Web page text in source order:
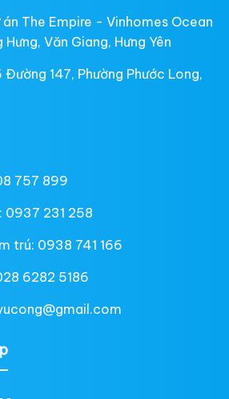
án The Empire - Vinhomes Ocean
Văn Giang, Hưng Yên
Đường 147, Phường Phước Long,
757 899
0937 231 258
trú: 0938 741 166
6282 5186